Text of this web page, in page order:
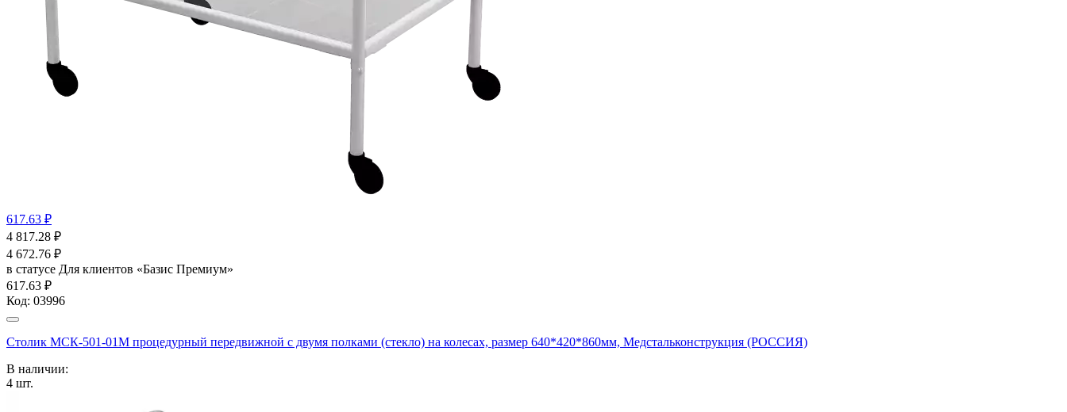
617.63 ₽
4 817.28 ₽
4 672.76 ₽
в статусе Для клиентов «Базис Премиум»
617.63 ₽
Код: 03996
Столик МСК-501-01М процедурный передвижной с двумя полками (стекло) на колесах, размер 640*420*860мм, Медстальконструкция (РОССИЯ)
В наличии:
4 шт.